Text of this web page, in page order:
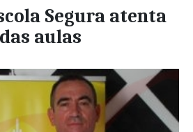
Segura atenta
aulas